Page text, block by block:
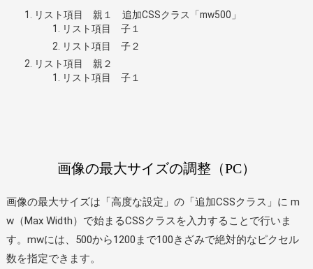
リスト項目 親１ 追加CSSクラス「mw500」
リスト項目 子１
リスト項目 子２
リスト項目 親２
リスト項目 子１
画像の最大サイズの調整（PC）
画像の最大サイズは「高度な設定」の「追加CSSクラス」に m
w（Max Width）で始まるCSSクラスを入力することで行いま
す。mwには、500から1200まで100きざみで絶対的なピクセル
数を指定できます。